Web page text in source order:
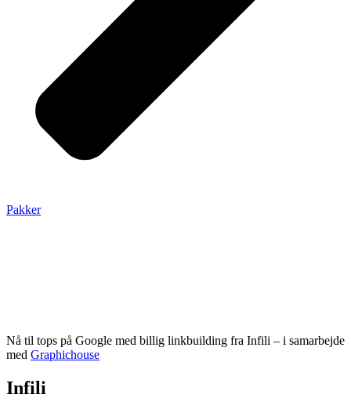
Pakker
Nå til tops på Google med billig linkbuilding fra Infili – i samarbejde
med Graphichouse
Infili